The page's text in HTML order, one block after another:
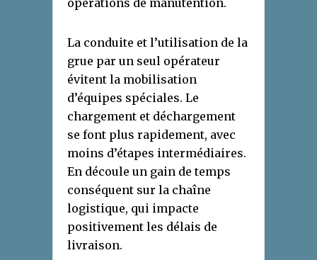
La conduite et l’utilisation de la
grue par un seul opérateur
évitent la mobilisation
d’équipes spéciales. Le
chargement et déchargement
se font plus rapidement, avec
moins d’étapes intermédiaires.
En découle un gain de temps
conséquent sur la chaîne
logistique, qui impacte
positivement les délais de
livraison.